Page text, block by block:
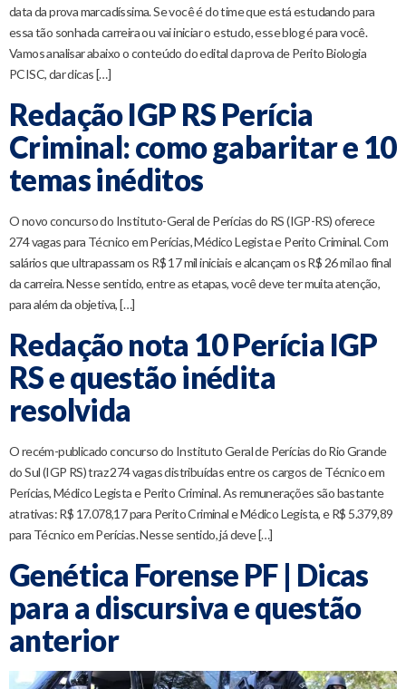
data da prova marcadíssima. Se você é do time que está estudando para
essa tão sonhada carreira ou vai iniciar o estudo, esse blog é para você.
Vamos analisar abaixo o conteúdo do edital da prova de Perito Biologia
PCISC, dar dicas […]
Redação IGP RS Perícia
Criminal: como gabaritar e 10
temas inéditos
O novo concurso do Instituto-Geral de Perícias do RS (IGP-RS) oferece
274 vagas para Técnico em Perícias, Médico Legista e Perito Criminal. Com
salários que ultrapassam os R$ 17 mil iniciais e alcançam os R$ 26 mil ao final
da carreira. Nesse sentido, entre as etapas, você deve ter muita atenção,
para além da objetiva, […]
Redação nota 10 Perícia IGP
RS e questão inédita
resolvida
O recém-publicado concurso do Instituto Geral de Perícias do Rio Grande
do Sul (IGP RS) traz 274 vagas distribuídas entre os cargos de Técnico em
Perícias, Médico Legista e Perito Criminal. As remunerações são bastante
atrativas: R$ 17.078,17 para Perito Criminal e Médico Legista, e R$ 5.379,89
para Técnico em Perícias. Nesse sentido, já deve […]
Genética Forense PF | Dicas
para a discursiva e questão
anterior